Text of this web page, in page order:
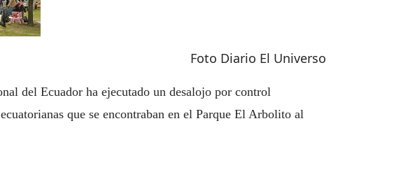
Foto Diario El Universo
del Ecuador ha ejecutado un desalojo por control
que se encontraban en el Parque El Arbolito al